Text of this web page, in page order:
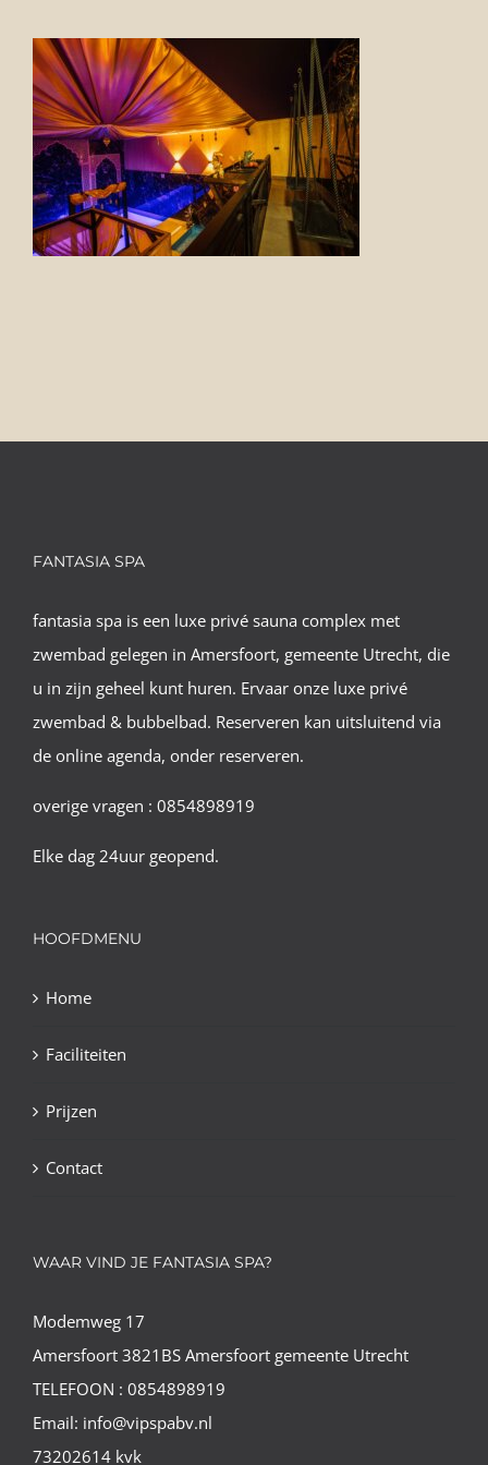
FOTO’S
INFO
OPENINGSTIJDEN
GIFTCARD
FANTASIA SPA
fantasia spa is een luxe privé sauna complex met
zwembad gelegen in Amersfoort, gemeente Utrecht, die
u in zijn geheel kunt huren. Ervaar onze luxe privé
zwembad & bubbelbad. Reserveren kan uitsluitend via
de online agenda, onder reserveren.
overige vragen : 0854898919
Elke dag 24uur geopend.
HOOFDMENU
Home
Faciliteiten
Prijzen
Contact
WAAR VIND JE FANTASIA SPA?
Modemweg 17
Amersfoort 3821BS Amersfoort gemeente Utrecht
TELEFOON : 0854898919
Email: info@vipspabv.nl
73202614 kvk